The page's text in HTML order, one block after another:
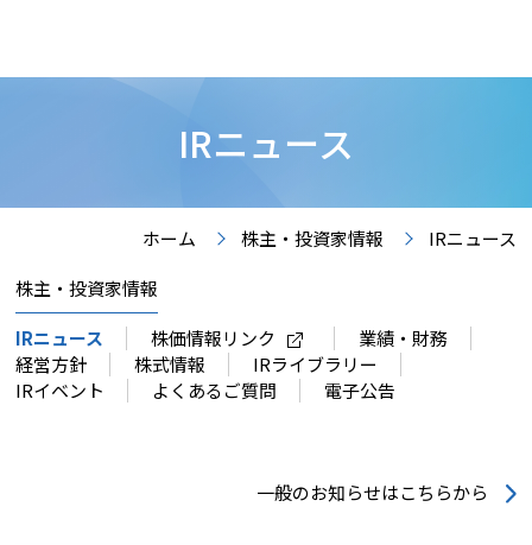
IRニュース
ホーム 株主・投資家情報
IRニュース
株主・投資家情報
IRニュース
株価情報リンク
業績・財務
経営方針
株式情報
IRライブラリー
IRイベント
よくあるご質問 電子公告
一般のお知らせはこちらから